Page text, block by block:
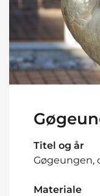
Titel og år
Gøgeungen,
Materiale